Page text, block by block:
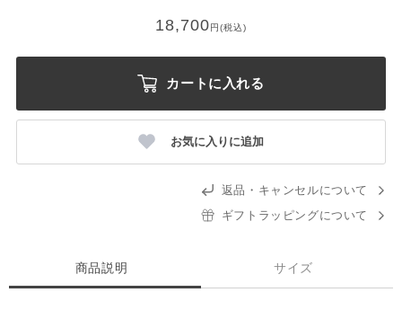
18,700円(税込)
カートに入れる
お気に入りに追加
返品・キャンセルについて
ギフトラッピングについて
商品説明 サイズ